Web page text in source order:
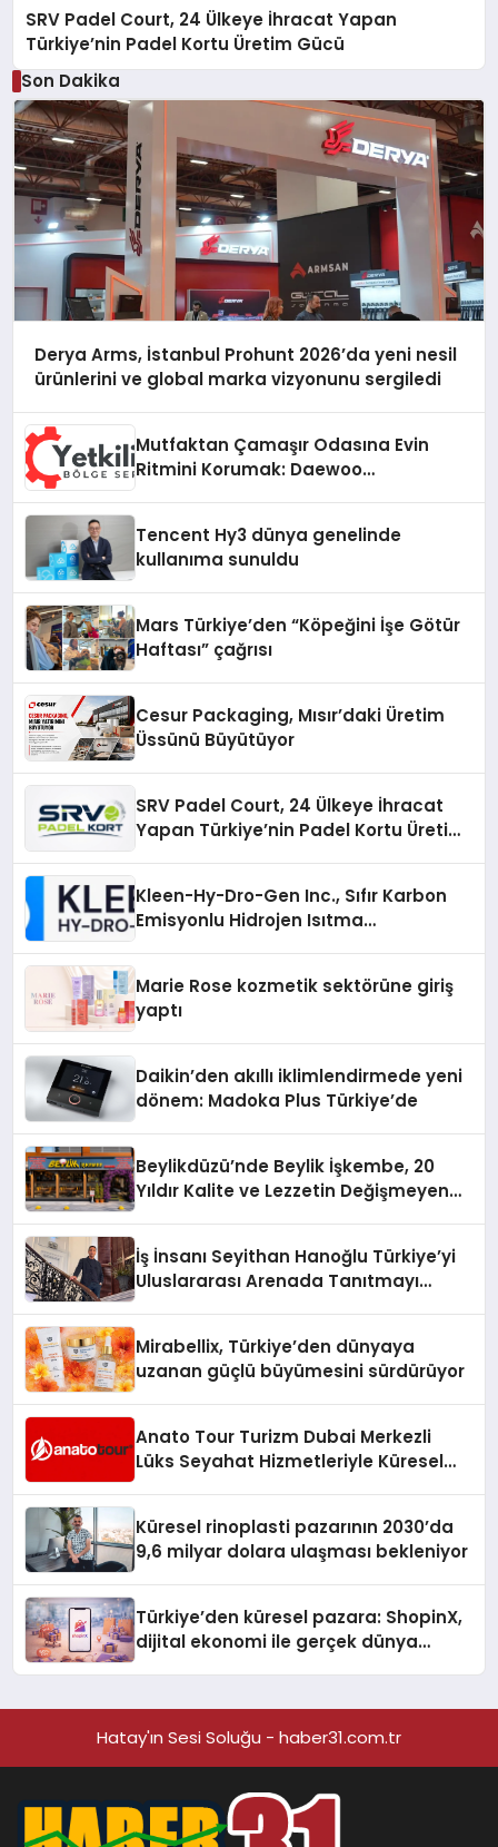
SRV Padel Court, 24 Ülkeye İhracat Yapan
Türkiye’nin Padel Kortu Üretim Gücü
Son Dakika
Derya Arms, İstanbul Prohunt 2026’da yeni nesil
ürünlerini ve global marka vizyonunu sergiledi
Mutfaktan Çamaşır Odasına Evin
Ritmini Korumak: Daewoo
Tencent Hy3 dünya genelinde
kullanıma sunuldu
Mars Türkiye’den “Köpeğini İşe Götür
Haftası” çağrısı
Cesur Packaging, Mısır’daki Üretim
Üssünü Büyütüyor
SRV Padel Court, 24 Ülkeye İhracat
Yapan Türkiye’nin Padel Kortu Üretim
Kleen-Hy-Dro-Gen Inc., Sıfır Karbon
Emisyonlu Hidrojen Isıtma
Marie Rose kozmetik sektörüne giriş
yaptı
Daikin’den akıllı iklimlendirmede yeni
dönem: Madoka Plus Türkiye’de
Beylikdüzü’nde Beylik İşkembe, 20
Yıldır Kalite ve Lezzetin Değişmeyen
İş İnsanı Seyithan Hanoğlu Türkiye’yi
Uluslararası Arenada Tanıtmayı
Mirabellix, Türkiye’den dünyaya
uzanan güçlü büyümesini sürdürüyor
Anato Tour Turizm Dubai Merkezli
Lüks Seyahat Hizmetleriyle Küresel
Küresel rinoplasti pazarının 2030’da
9,6 milyar dolara ulaşması bekleniyor
Türkiye’den küresel pazara: ShopinX,
dijital ekonomi ile gerçek dünya
Hatay'ın Sesi Soluğu - haber31.com.tr